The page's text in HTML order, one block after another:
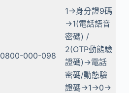
0800-000-098
1→身分證9碼
→1(電話語音
密碼) /
2(OTP動態驗
證碼)→電話
密碼/動態驗
證碼→1→0→